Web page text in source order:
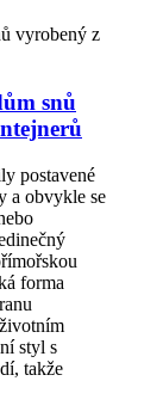
snů
postavené
a obvykle se
forma
styl s
takže